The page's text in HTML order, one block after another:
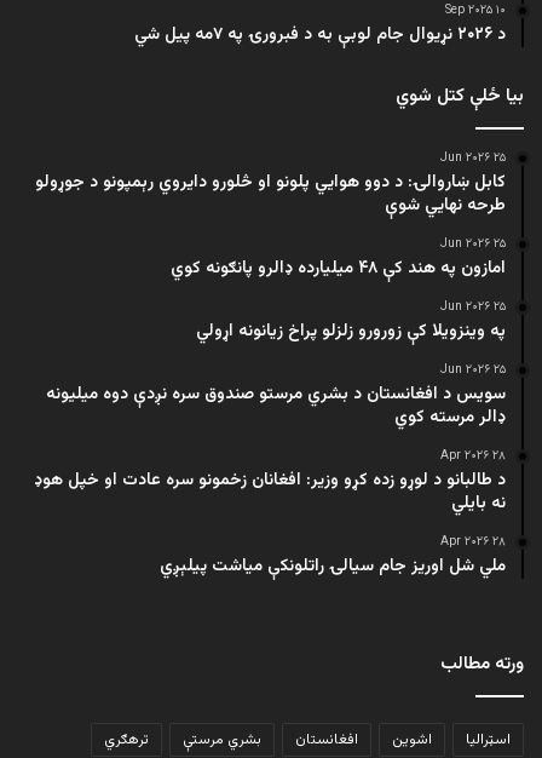
۱۰ Sep ۲۰۲۵
د ۲۰۲۶ نړیوال جام لوبې به د فبرورۍ په ۷مه پیل شي
بیا ځلې کتل شوي
۲۵ Jun ۲۰۲۶
کابل ښاروالۍ: د دوو هوايي پلونو او څلورو دایروي رېمپونو د جوړولو
طرحه نهایي شوې
۲۵ Jun ۲۰۲۶
امازون په هند کې ۴۸ میلیارده ډالرو پانګونه کوي
۲۵ Jun ۲۰۲۶
په وینزویلا کې زورورو زلزلو پراخ زیانونه اړولي
۲۵ Jun ۲۰۲۶
سویس د افغانستان د بشري مرستو صندوق سره نږدې دوه میلیونه
ډالر مرسته کوي
۲۸ Apr ۲۰۲۶
د طالبانو د لوړو زده کړو وزیر: افغانان زخمونو سره عادت او خپل هوډ
نه بایلي
۲۸ Apr ۲۰۲۶
ملي شل اوریز جام سیالۍ راتلونکې میاشت پیلېږي
ورته مطالب
اسټرالیا اشوین افغانستان بشري مرستې ترهګري